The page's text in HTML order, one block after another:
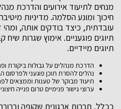
מנחים לתיעוד אירועים והדרכת
חיכוך ומונע הסלמה. מדיניות
עובדתית, כיצד בודקים אותה,
תיוגים פוגעניים. אימוץ שגרות שיח
תיוגים מיידיים.
הדרכת מנהלים על גבולות ביקורת
נהלים להסרת תוכן פוגעני ולפרסום
תיעוד מבוקר של טענות וממצאים
ערוצי גישור פנימיים טרום פנייה
ככלל, תרבות ארגונית שקופה